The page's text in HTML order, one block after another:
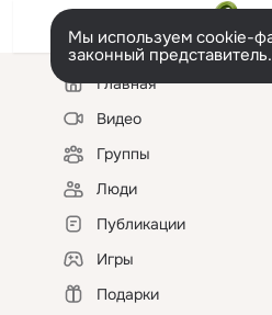
Мы используем cookie-
законный представитель.
Левая
колонкаГлавная
Видео
Группы
Люди
Публикации
Игры
Подарки